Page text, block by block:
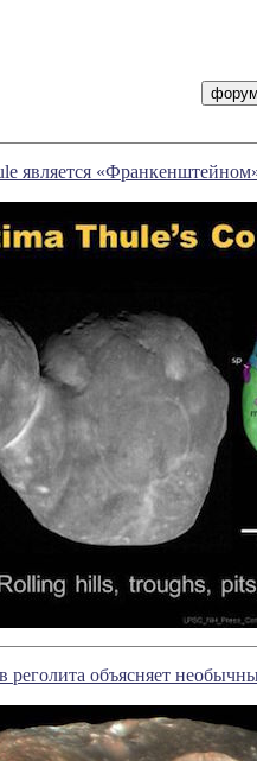
является
реголита объясняет